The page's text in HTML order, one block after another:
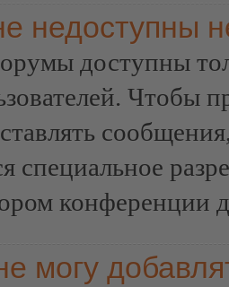
недоступны
доступны
Чтобы
специальное
конференции
могу